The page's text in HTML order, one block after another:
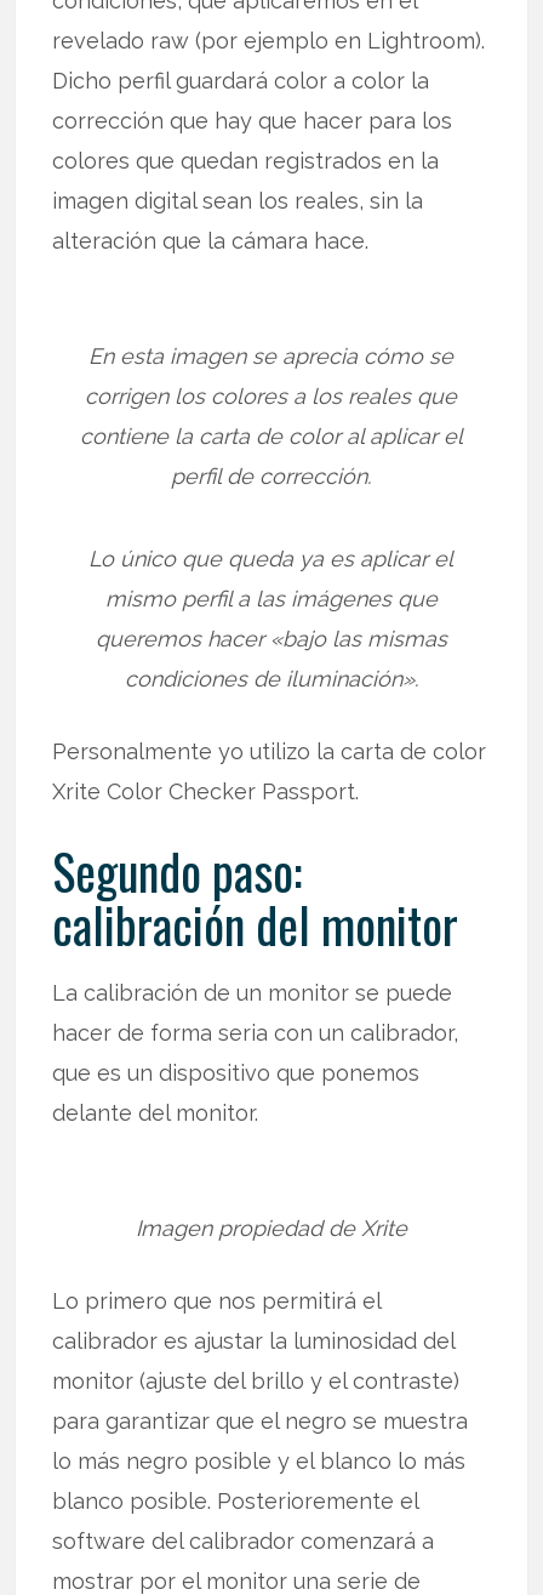
revelado raw (por ejemplo en Lightroom).
Dicho perfil guardará color a color la
corrección que hay que hacer para los
colores que quedan registrados en la
imagen digital sean los reales, sin la
alteración que la cámara hace.
En esta imagen se aprecia cómo se
corrigen los colores a los reales que
contiene la carta de color al aplicar el
perfil de corrección.
Lo único que queda ya es aplicar el
mismo perfil a las imágenes que
queremos hacer «bajo las mismas
condiciones de iluminación».
Personalmente yo utilizo la carta de color
Xrite Color Checker Passport.
Segundo paso:
calibración del monitor
La calibración de un monitor se puede
hacer de forma seria con un calibrador,
que es un dispositivo que ponemos
delante del monitor.
Imagen propiedad de Xrite
Lo primero que nos permitirá el
calibrador es ajustar la luminosidad del
monitor (ajuste del brillo y el contraste)
para garantizar que el negro se muestra
lo más negro posible y el blanco lo más
blanco posible. Posterioremente el
software del calibrador comenzará a
mostrar por el monitor una serie de